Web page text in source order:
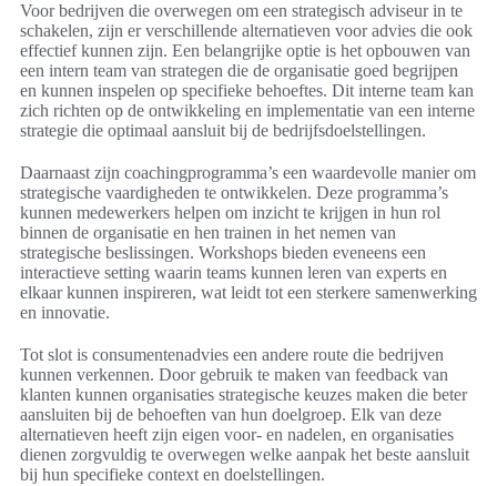
Voor bedrijven die overwegen om een strategisch adviseur in te
schakelen, zijn er verschillende alternatieven voor advies die ook
effectief kunnen zijn. Een belangrijke optie is het opbouwen van
een intern team van strategen die de organisatie goed begrijpen
en kunnen inspelen op specifieke behoeftes. Dit interne team kan
zich richten op de ontwikkeling en implementatie van een interne
strategie die optimaal aansluit bij de bedrijfsdoelstellingen.
Daarnaast zijn coachingprogramma’s een waardevolle manier om
strategische vaardigheden te ontwikkelen. Deze programma’s
kunnen medewerkers helpen om inzicht te krijgen in hun rol
binnen de organisatie en hen trainen in het nemen van
strategische beslissingen. Workshops bieden eveneens een
interactieve setting waarin teams kunnen leren van experts en
elkaar kunnen inspireren, wat leidt tot een sterkere samenwerking
en innovatie.
Tot slot is consumentenadvies een andere route die bedrijven
kunnen verkennen. Door gebruik te maken van feedback van
klanten kunnen organisaties strategische keuzes maken die beter
aansluiten bij de behoeften van hun doelgroep. Elk van deze
alternatieven heeft zijn eigen voor- en nadelen, en organisaties
dienen zorgvuldig te overwegen welke aanpak het beste aansluit
bij hun specifieke context en doelstellingen.